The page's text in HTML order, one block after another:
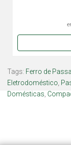
Tags: Ferro de
Eletrodoméstico
Domésticas